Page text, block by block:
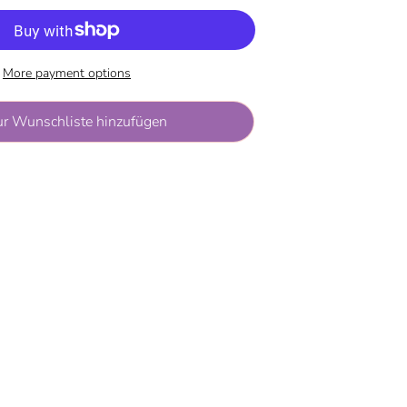
More payment options
Wunschliste hinzufügen